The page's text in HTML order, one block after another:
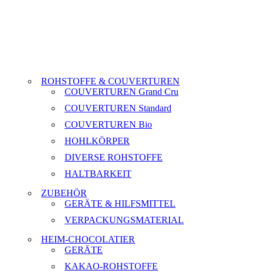
ROHSTOFFE & COUVERTUREN
COUVERTUREN Grand Cru
COUVERTUREN Standard
COUVERTUREN Bio
HOHLKÖRPER
DIVERSE ROHSTOFFE
HALTBARKEIT
ZUBEHÖR
GERÄTE & HILFSMITTEL
VERPACKUNGSMATERIAL
HEIM-CHOCOLATIER
GERÄTE
KAKAO-ROHSTOFFE